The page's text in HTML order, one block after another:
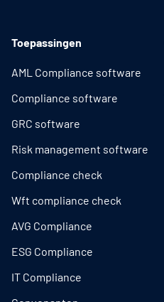
Toepassingen
AML Compliance software
Compliance software
GRC software
Risk management software
Compliance check
Wft compliance check
AVG Compliance
ESG Compliance
IT Compliance